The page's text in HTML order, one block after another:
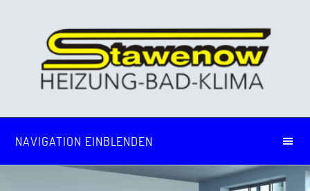
NAVIGATION EINBLENDEN